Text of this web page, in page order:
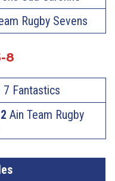
Rugby Sevens
8
7 Fantastics
Ain Team Rugby